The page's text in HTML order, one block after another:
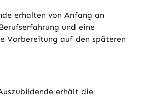
erhalten von Anfang an
und eine
Vorbereitung auf den späteren
erhält die